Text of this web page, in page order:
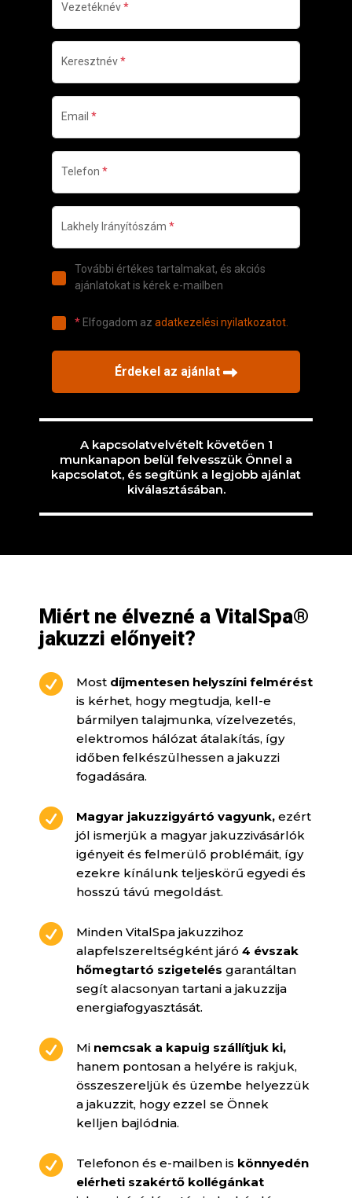
A kapcsolatvelvételt követően 1
munkanapon belül felvesszük Önnel a
kapcsolatot, és segítünk a legjobb ajánlat
kiválasztásában.
Miért ne élvezné a VitalSpa®
jakuzzi előnyeit?

Most díjmentesen helyszíni felmérést
is kérhet, hogy megtudja, kell-e
bármilyen talajmunka, vízelvezetés,
elektromos hálózat átalakítás, így
időben felkészülhessen a jakuzzi
fogadására.
 Magyar jakuzzigyártó vagyunk, ezért
jól ismerjük a magyar jakuzzivásárlók
igényeit és felmerülő problémáit, így
ezekre kínálunk teljeskörű egyedi és
hosszú távú megoldást.

Minden VitalSpa jakuzzihoz
alapfelszereltségként járó 4 évszak
hőmegtartó szigetelés garantáltan
segít alacsonyan tartani a jakuzzija
energiafogyasztását.
 Mi nemcsak a kapuig szállítjuk ki,
hanem pontosan a helyére is rakjuk,
összeszereljük és üzembe helyezzük
a jakuzzit, hogy ezzel se Önnek
kelljen bajlódnia.
 Telefonon és e-mailben is könnyedén
elérheti szakértő kollégánkat